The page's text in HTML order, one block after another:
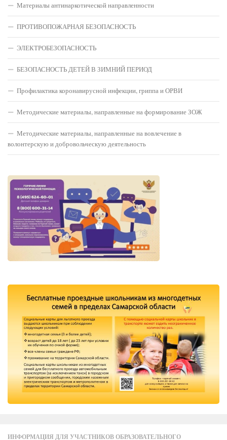
ИНФОРМАЦИЯ ДЛЯ УЧАСТНИКОВ ОБРАЗОВАТЕЛЬНОГО
Материалы антинаркотической направленности
ПРОТИВОПОЖАРНАЯ БЕЗОПАСНОСТЬ
ЭЛЕКТРОБЕЗОПАСНОСТЬ
БЕЗОПАСНОСТЬ ДЕТЕЙ В ЗИМНИЙ ПЕРИОД
Профилактика коронавирусной инфекции, гриппа и ОРВИ
Методические материалы, направленные на формирование ЗОЖ
Методические материалы, направленные на вовлечение в
волонтерскую и добровольческую деятельность